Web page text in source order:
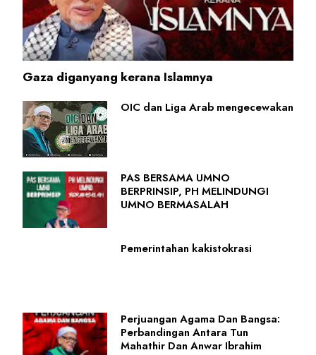
Gaza diganyang kerana Islamnya
OIC dan Liga Arab mengecewakan
PAS BERSAMA UMNO
BERPRINSIP, PH MELINDUNGI
UMNO BERMASALAH
Pemerintahan kakistokrasi
Perjuangan Agama Dan Bangsa:
Perbandingan Antara Tun
Mahathir Dan Anwar Ibrahim